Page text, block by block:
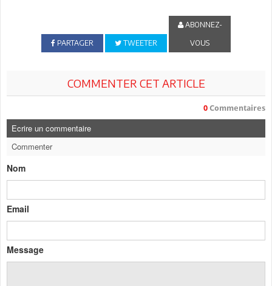
PARTAGER TWEETER
ABONNEZ-
VOUS
COMMENTER CET ARTICLE
0 Commentaires
Ecrire un commentaire
Commenter
Nom
Email
Message